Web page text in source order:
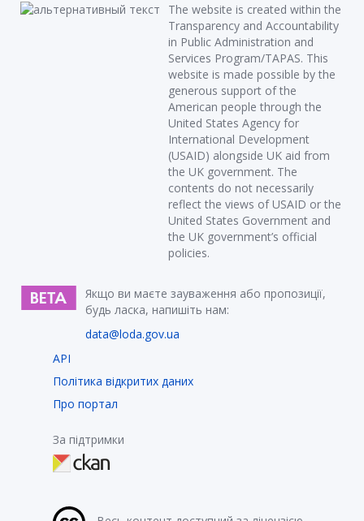
The website is created within the
Transparency and Accountability
in Public Administration and
Services Program/TAPAS. This
website is made possible by the
generous support of the
American people through the
United States Agency for
International Development
(USAID) alongside UK aid from
the UK government. The
contents do not necessarily
reflect the views of USAID or the
United States Government and
the UK government’s official
policies.
Якщо ви маєте зауваження або пропозиції,
будь ласка, напишіть нам:
data@loda.gov.ua
API
Політика відкритих даних
Про портал
За підтримки